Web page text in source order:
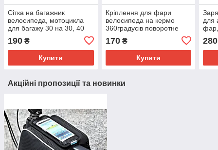
Сітка на багажник
велосипеда, мотоцикла
для багажу 30 на 30, 40
190 ₴
Купити
Кріплення для фари
велосипеда на кермо
360градусів поворотне
170₴
Купити
для
280
Акційні пропозиції та новинки